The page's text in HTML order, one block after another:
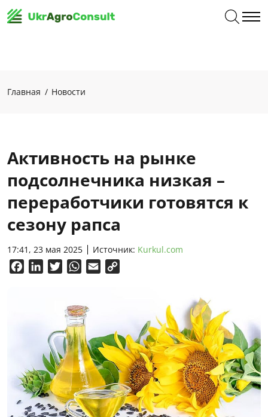
Главная Новости
Активность на рынке
подсолнечника низкая –
переработчики готовятся к
сезону рапса
17:41, 23 мая 2025 Источник: Kurkul.com
FacebookLinkedInTwitterWhatsApp
Email